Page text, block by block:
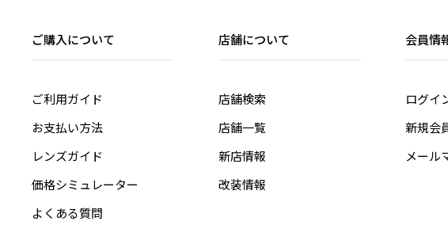
ご購入について
ご利用ガイド
お支払い方法
レンズガイド
価格シミュレーター
よくある質問
店舗について
店舗検索
店舗一覧
新店情報
改装情報
会員情
ログイ
新規会
メール